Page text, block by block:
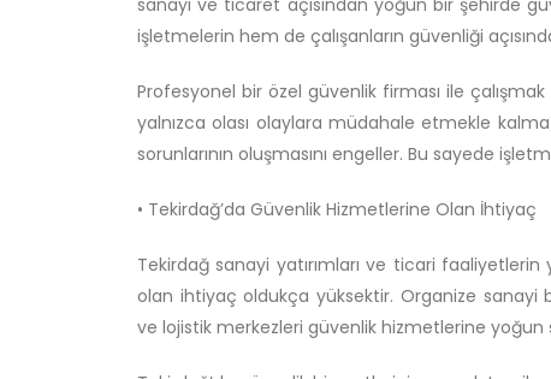
sanayi ve ticaret açısından yoğun bir şehirde
işletmelerin hem de çalışanların güvenliği
Profesyonel bir özel güvenlik firması ile
yalnızca olası olaylara müdahale etmekle
sorunlarının oluşmasını engeller. Bu sayede
• Tekirdağ’da Güvenlik Hizmetlerine Olan İhtiyaç
Tekirdağ sanayi yatırımları ve ticari
olan ihtiyaç oldukça yüksektir. Organize
ve lojistik merkezleri güvenlik hizmetlerine yoğun